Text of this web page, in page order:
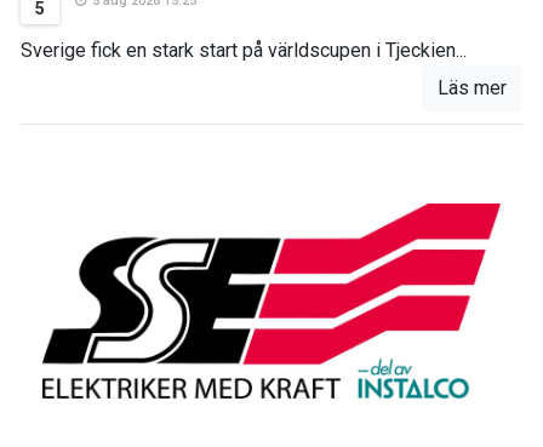
5
Sverige fick en stark start på världscupen i Tjeckien...
Läs mer